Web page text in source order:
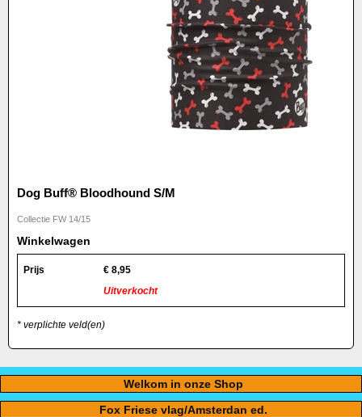
Dog Buff® Bloodhound S/M
Collectie FW 14/15
Winkelwagen
Prijs € 8,95
Uitverkocht
* verplichte veld(en)
Welkom in onze Shop
Fox Friese vlag/Amsterdan ed.